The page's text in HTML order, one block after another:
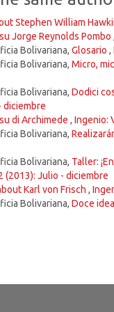
Stephen William
Jorge Reynolds Pombo ,
Bolivariana, Glosario ,
Bolivariana, Micro,
Bolivariana, Dodici
diciembre
di Archimede , Ingenio:
Bolivariana,
Bolivariana, Taller:
(2013): Julio - diciembre
Karl von Frisch ,
Bolivariana, Doce